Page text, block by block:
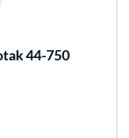
44-750